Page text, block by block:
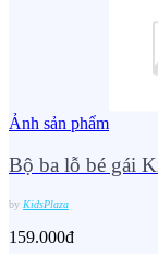
Ảnh sản phẩm
Bộ ba lỗ bé gái
by KidsPlaza
159.000đ